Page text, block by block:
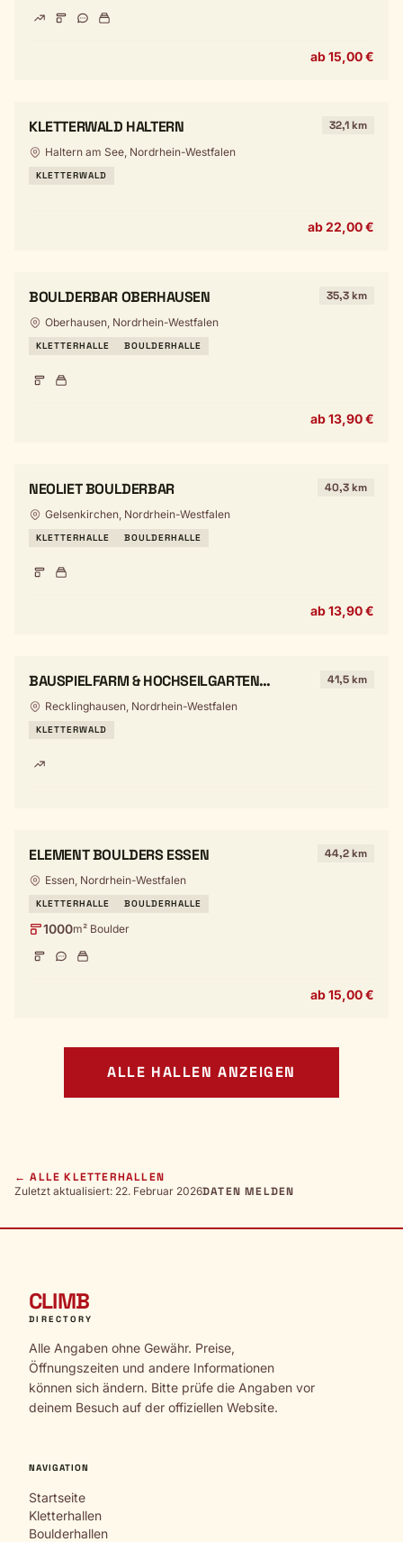
ab 15,00 €
KLETTERWALD HALTERN 32,1 km
Haltern am See, Nordrhein-Westfalen
KLETTERWALD
ab 22,00 €
BOULDERBAR OBERHAUSEN 35,3 km
Oberhausen, Nordrhein-Westfalen
KLETTERHALLE BOULDERHALLE
ab 13,90 €
NEOLIET BOULDERBAR 40,3 km
Gelsenkirchen, Nordrhein-Westfalen
KLETTERHALLE BOULDERHALLE
ab 13,90 €
BAUSPIELFARM & HOCHSEILGARTEN
RECKLINGHAUSEN
41,5 km
Recklinghausen, Nordrhein-Westfalen
KLETTERWALD
ELEMENT BOULDERS ESSEN 44,2 km
Essen, Nordrhein-Westfalen
KLETTERHALLE BOULDERHALLE
1000m² Boulder
ab 15,00 €
ALLE HALLEN ANZEIGEN
← ALLE KLETTERHALLEN
Zuletzt aktualisiert: 22. Februar 2026DATEN MELDEN
CLIMB
DIRECTORY
Alle Angaben ohne Gewähr. Preise,
Öffnungszeiten und andere Informationen
können sich ändern. Bitte prüfe die Angaben vor
deinem Besuch auf der offiziellen Website.
NAVIGATION
Startseite
Kletterhallen
Boulderhallen